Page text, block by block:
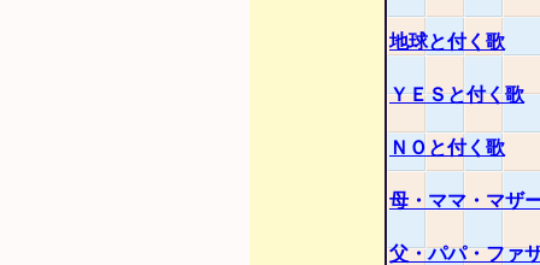
地球と付く歌
ＹＥＳと付く歌
ＮＯと付く歌
母・ママ・マザ
父・パパ・ファ